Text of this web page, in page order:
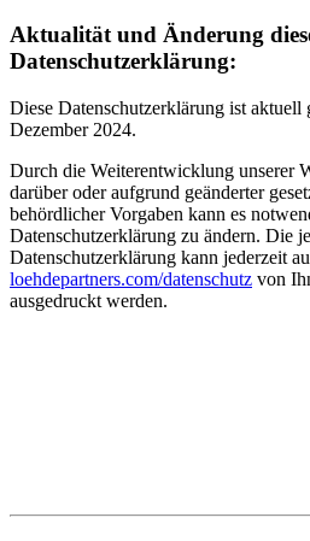
Aktualität und Änderung
Datenschutzerklärung:
Diese Datenschutzerklärung ist aktuell
Dezember 2024.
Durch die Weiterentwicklung unserer
darüber oder aufgrund geänderter
behördlicher Vorgaben kann es
Datenschutzerklärung zu ändern. Die
Datenschutzerklärung kann jederzeit
loehdepartners.com/datenschutz von
ausgedruckt werden.